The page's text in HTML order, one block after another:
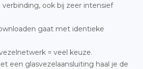
ook bij zeer intensief
gaat met identieke
= veel keuze.
een glasvezelaansluiting haal je de